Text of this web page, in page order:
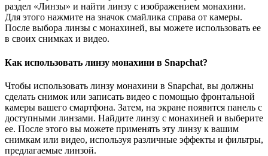
раздел «Линзы» и найти линзу с изображением монахини.
Для этого нажмите на значок смайлика справа от камеры.
После выбора линзы с монахиней, вы можете использовать ее
в своих снимках и видео.
Как использовать линзу монахини в Snapchat?
Чтобы использовать линзу монахини в Snapchat, вы должны
сделать снимок или записать видео с помощью фронтальной
камеры вашего смартфона. Затем, на экране появится панель с
доступными линзами. Найдите линзу с монахиней и выберите
ее. После этого вы можете применять эту линзу к вашим
снимкам или видео, используя различные эффекты и фильтры,
предлагаемые линзой.